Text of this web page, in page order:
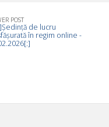
POST
de lucru
în regim online -